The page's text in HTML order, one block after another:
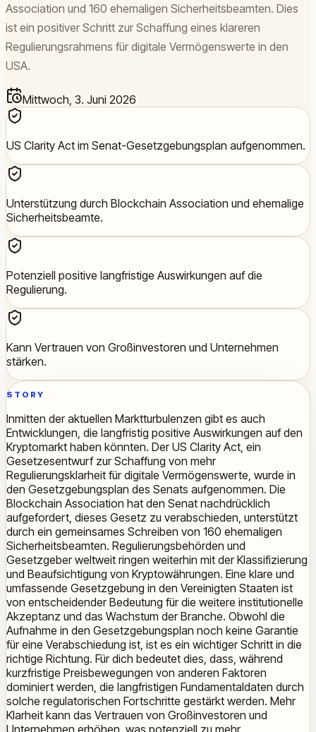
Association und 160 ehemaligen Sicherheitsbeamten. Dies
ist ein positiver Schritt zur Schaffung eines klareren
Regulierungsrahmens für digitale Vermögenswerte in den
USA.
Mittwoch, 3. Juni 2026
US Clarity Act im Senat-Gesetzgebungsplan aufgenommen.
Unterstützung durch Blockchain Association und ehemalige
Sicherheitsbeamte.
Potenziell positive langfristige Auswirkungen auf die
Regulierung.
Kann Vertrauen von Großinvestoren und Unternehmen
stärken.
STORY
Inmitten der aktuellen Marktturbulenzen gibt es auch
Entwicklungen, die langfristig positive Auswirkungen auf den
Kryptomarkt haben könnten. Der US Clarity Act, ein
Gesetzesentwurf zur Schaffung von mehr
Regulierungsklarheit für digitale Vermögenswerte, wurde in
den Gesetzgebungsplan des Senats aufgenommen. Die
Blockchain Association hat den Senat nachdrücklich
aufgefordert, dieses Gesetz zu verabschieden, unterstützt
durch ein gemeinsames Schreiben von 160 ehemaligen
Sicherheitsbeamten. Regulierungsbehörden und
Gesetzgeber weltweit ringen weiterhin mit der Klassifizierung
und Beaufsichtigung von Kryptowährungen. Eine klare und
umfassende Gesetzgebung in den Vereinigten Staaten ist
von entscheidender Bedeutung für die weitere institutionelle
Akzeptanz und das Wachstum der Branche. Obwohl die
Aufnahme in den Gesetzgebungsplan noch keine Garantie
für eine Verabschiedung ist, ist es ein wichtiger Schritt in die
richtige Richtung. Für dich bedeutet dies, dass, während
kurzfristige Preisbewegungen von anderen Faktoren
dominiert werden, die langfristigen Fundamentaldaten durch
solche regulatorischen Fortschritte gestärkt werden. Mehr
Klarheit kann das Vertrauen von Großinvestoren und